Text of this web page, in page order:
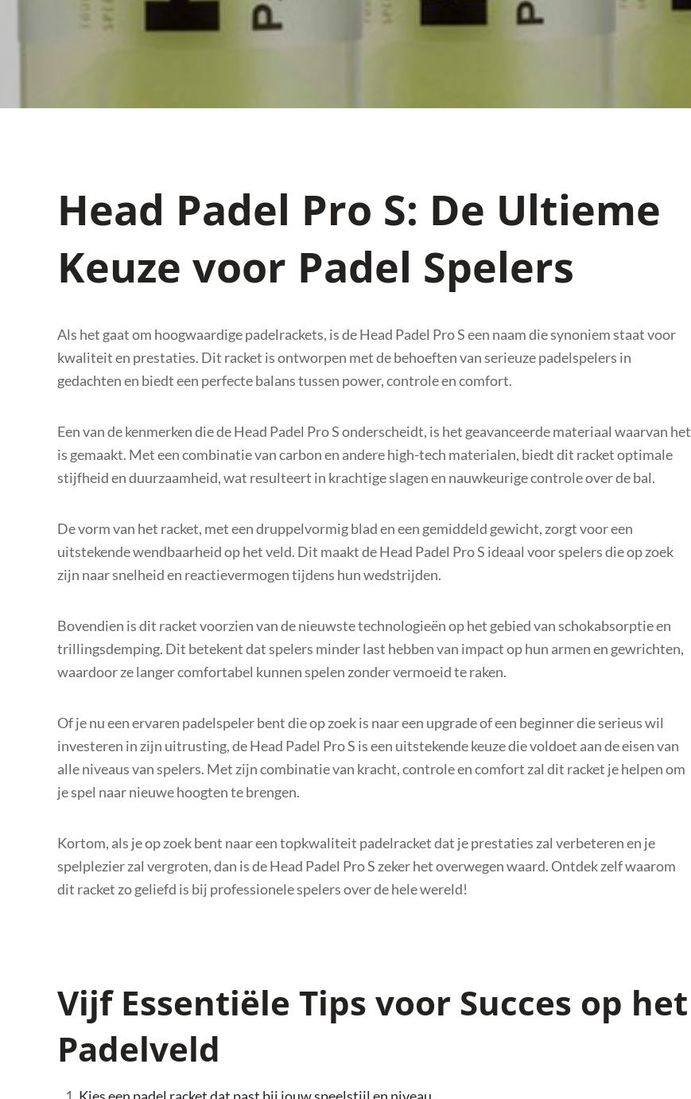
Head Padel Pro S: De Ultieme
Keuze voor Padel Spelers
Als het gaat om hoogwaardige padelrackets, is de Head Padel Pro S een naam die synoniem staat voor
kwaliteit en prestaties. Dit racket is ontworpen met de behoeften van serieuze padelspelers in
gedachten en biedt een perfecte balans tussen power, controle en comfort.
Een van de kenmerken die de Head Padel Pro S onderscheidt, is het geavanceerde materiaal waarvan het
is gemaakt. Met een combinatie van carbon en andere high-tech materialen, biedt dit racket optimale
stijfheid en duurzaamheid, wat resulteert in krachtige slagen en nauwkeurige controle over de bal.
De vorm van het racket, met een druppelvormig blad en een gemiddeld gewicht, zorgt voor een
uitstekende wendbaarheid op het veld. Dit maakt de Head Padel Pro S ideaal voor spelers die op zoek
zijn naar snelheid en reactievermogen tijdens hun wedstrijden.
Bovendien is dit racket voorzien van de nieuwste technologieën op het gebied van schokabsorptie en
trillingsdemping. Dit betekent dat spelers minder last hebben van impact op hun armen en gewrichten,
waardoor ze langer comfortabel kunnen spelen zonder vermoeid te raken.
Of je nu een ervaren padelspeler bent die op zoek is naar een upgrade of een beginner die serieus wil
investeren in zijn uitrusting, de Head Padel Pro S is een uitstekende keuze die voldoet aan de eisen van
alle niveaus van spelers. Met zijn combinatie van kracht, controle en comfort zal dit racket je helpen om
je spel naar nieuwe hoogten te brengen.
Kortom, als je op zoek bent naar een topkwaliteit padelracket dat je prestaties zal verbeteren en je
spelplezier zal vergroten, dan is de Head Padel Pro S zeker het overwegen waard. Ontdek zelf waarom
dit racket zo geliefd is bij professionele spelers over de hele wereld!
Vijf Essentiële Tips voor Succes op het
Padelveld